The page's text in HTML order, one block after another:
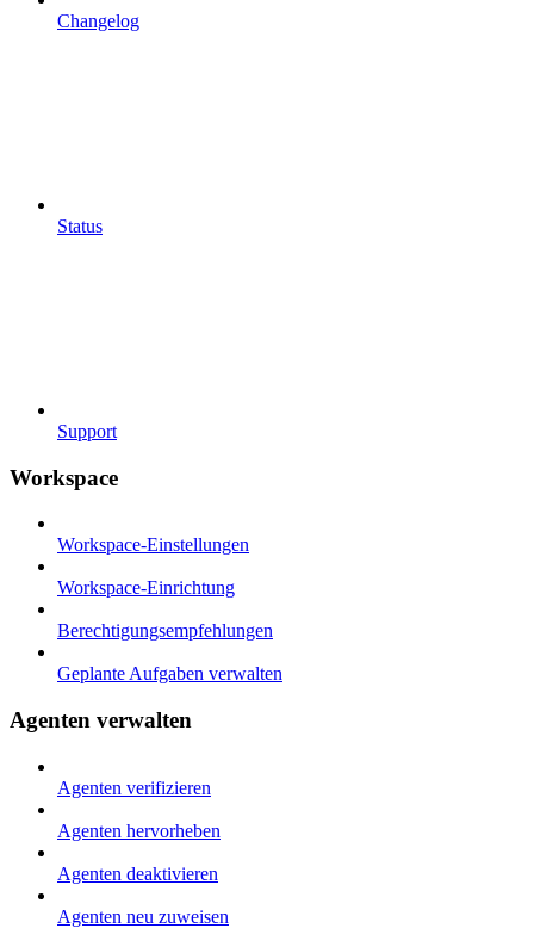
Changelog
Status
Support
Workspace
Workspace-Einstellungen
Workspace-Einrichtung
Berechtigungsempfehlungen
Geplante Aufgaben verwalten
Agenten verwalten
Agenten verifizieren
Agenten hervorheben
Agenten deaktivieren
Agenten neu zuweisen